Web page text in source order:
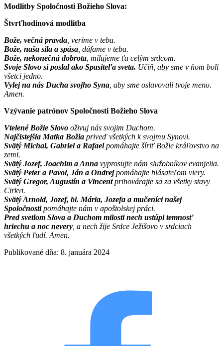
Modlitby Spoločnosti Božieho Slova:
Štvrťhodinová modlitba
Bože, večná pravda , veríme v teba.
Bože, naša sila a spása , dúfame v teba.
Bože, nekonečná dobrota , milujeme ťa celým srdcom.
Svoje Slovo si poslal ako Spasiteľa sveta. Učiň, aby sme v ňom boli
všetci jedno.
Vylej na nás Ducha svojho Syna , aby sme oslavovali tvoje meno.
Amen.
Vzývanie patrónov Spoločnosti Božieho Slova
Vtelené Božie Slovo oživuj nás svojim Duchom.
Najčistejšia Matka Božia priveď všetkých k svojmu Synovi.
Svätý Michal, Gabriel a Rafaelpomáhajte šíriť Božie kráľovstvo na
zemi.
Svätý Jozef, Joachim a Anna vyprosujte nám služobníkov evanjelia.
Svätý Peter a Pavol, Ján a Ondrejpomáhajte hlásateľom viery.
Svätý Gregor, Augustín a Vincentprihovárajte sa za všetky stavy
Cirkvi.
Svätý Arnold, Jozef, bl. Mária, Jozefa a mučeníci našej
Spoločnostipomáhajte nám v apoštolskej práci.
Pred svetlom Slova a Duchom milosti nech ustúpi temnosť
hriechu a noc nevery , a nech žije Srdce Ježišovo v srdciach
všetkých ľudí. Amen.
Publikované dňa: 8. januára 2024